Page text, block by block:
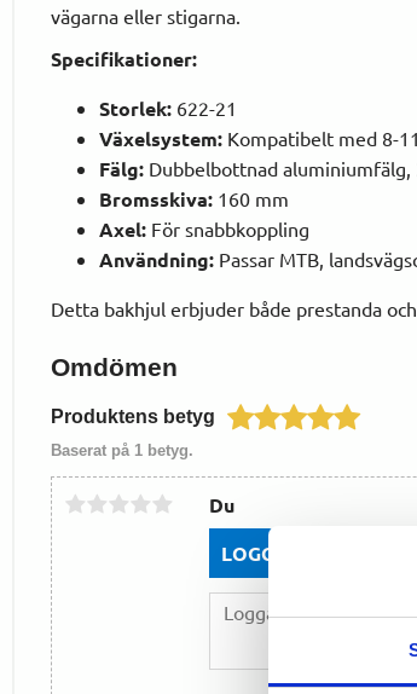
vägarna eller stigarna.
Specifikationer:
Storlek: 622-21
Växelsystem: Kompatibelt med 8-
Fälg: Dubbelbottnad aluminiumfälg,
Bromsskiva: 160 mm
Axel: För snabbkoppling
Användning: Passar MTB,
Detta bakhjul erbjuder både prestanda
Omdömen
Produktens betyg
Baserat på 1 betyg.
Du
LOGGA IN FÖR ATT